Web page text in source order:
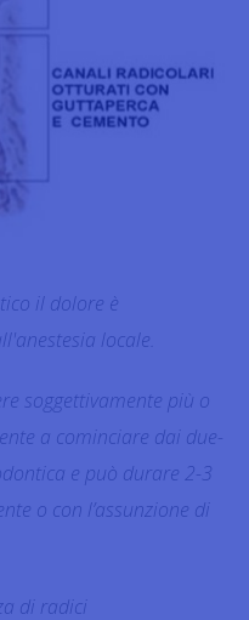
il dolore è
locale.
soggettivamente più o
a cominciare dai due-
e può durare 2-3
o con l’assunzione di
di radici